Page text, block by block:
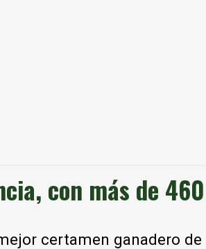
con más de
certamen ganadero de